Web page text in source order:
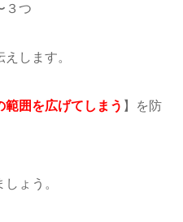
３つ
します。
範囲を広げてしまう 】を防
ょう。